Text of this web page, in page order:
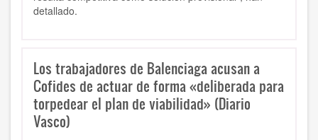
detallado.
Los trabajadores de Balenciaga acusan a
Cofides de actuar de forma «deliberada para
torpedear el plan de viabilidad» (Diario
Vasco)